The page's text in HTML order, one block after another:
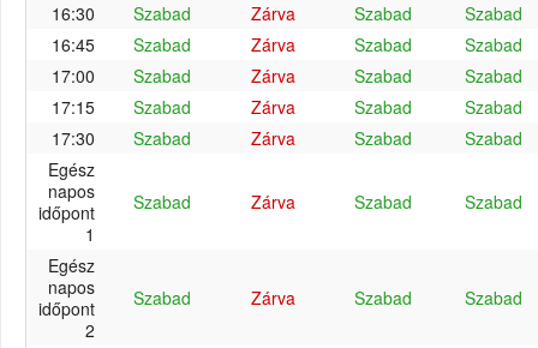
16:30 Szabad Zárva Szabad
Szabad
16:45
Szabad Zárva Szabad
Szabad
17:00
Szabad Zárva Szabad
Szabad
17:15
Szabad Zárva Szabad
Szabad
17:30
Szabad Zárva Szabad
Szabad
Egész
napos
időpont
1
Szabad Zárva Szabad Szabad
Egész
napos
időpont
2
Szabad Zárva Szabad Szabad